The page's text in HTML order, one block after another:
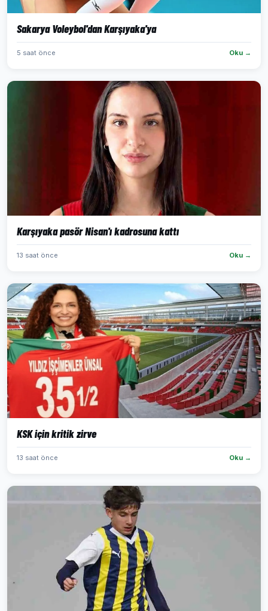
Sakarya Voleybol'dan Karşıyaka'ya
5 saat önce Oku →
Karşıyaka pasör Nisan'ı kadrosuna kattı
13 saat önce Oku →
KSK için kritik zirve
13 saat önce Oku →